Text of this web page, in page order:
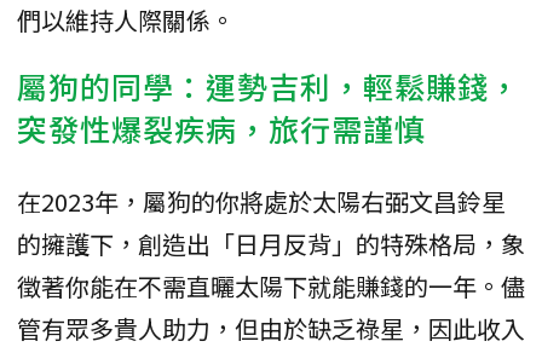
們以維持人際關係。
屬狗的同學：運勢吉利，輕鬆賺錢，
突發性爆裂疾病，旅行需謹慎
在2023年，屬狗的你將處於太陽右弼文昌鈴星
的擁護下，創造出「日月反背」的特殊格局，象
徵著你能在不需直曬太陽下就能賺錢的一年。儘
管有眾多貴人助力，但由於缺乏祿星，因此收入